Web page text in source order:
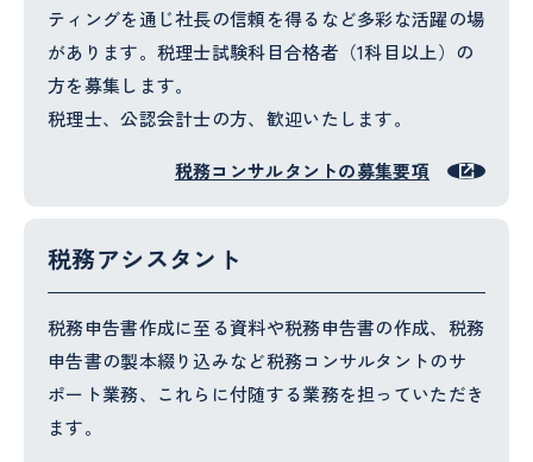
ティングを通じ社長の信頼を得るなど多彩な活躍の場
があります。税理士試験科目合格者（1科目以上）の
方を募集します。
税理士、公認会計士の方、歓迎いたします。
税務コンサルタントの募集要項
税務アシスタント
税務申告書作成に至る資料や税務申告書の作成、税務
申告書の製本綴り込みなど税務コンサルタントのサ
ポート業務、これらに付随する業務を担っていただき
ます。